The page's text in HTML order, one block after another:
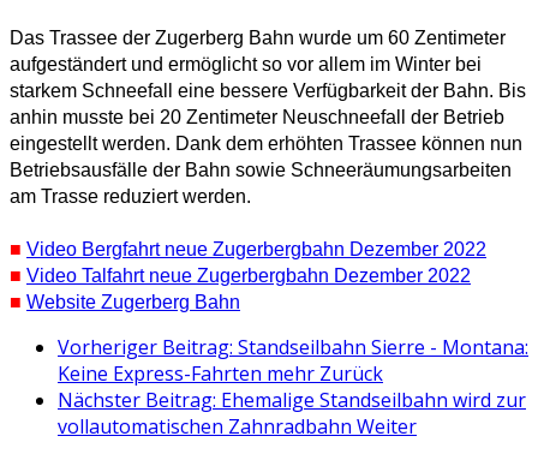
Das Trassee der Zugerberg Bahn wurde um 60 Zentimeter
aufgeständert und ermöglicht so vor allem im Winter bei
starkem Schneefall eine bessere Verfügbarkeit der Bahn. Bis
anhin musste bei 20 Zentimeter Neuschneefall der Betrieb
eingestellt werden. Dank dem erhöhten Trassee können nun
Betriebsausfälle der Bahn sowie Schneeräumungsarbeiten
am Trasse reduziert werden.
■ Video Bergfahrt neue Zugerbergbahn Dezember 2022
■ Video Talfahrt neue Zugerbergbahn Dezember 2022
■ Website Zugerberg Bahn
Vorheriger Beitrag: Standseilbahn Sierre - Montana:
Keine Express-Fahrten mehr Zurück
Nächster Beitrag: Ehemalige Standseilbahn wird zur
vollautomatischen Zahnradbahn Weiter